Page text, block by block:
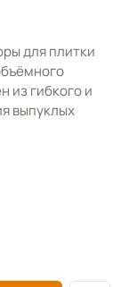
для плитки
из гибкого и
выпуклых